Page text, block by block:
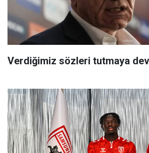
Verdiğimiz sözleri tutmaya